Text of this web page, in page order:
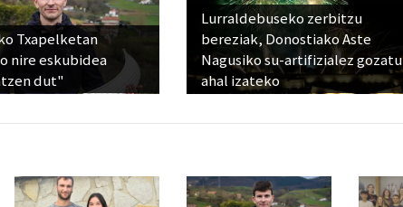
Txapelketan
nire eskubidea
dut"
Lurraldebuseko zerbitzu
bereziak, Donostiako Aste
Nagusiko su-artifizialez gozatu
ahal izateko